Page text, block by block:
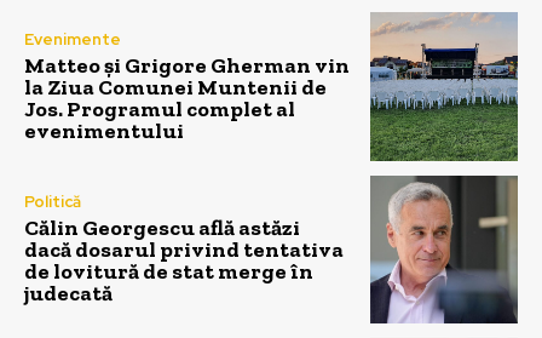
Evenimente
Matteo și Grigore Gherman vin
la Ziua Comunei Muntenii de
Jos. Programul complet al
evenimentului
Politică
Călin Georgescu află astăzi
dacă dosarul privind tentativa
de lovitură de stat merge în
judecată